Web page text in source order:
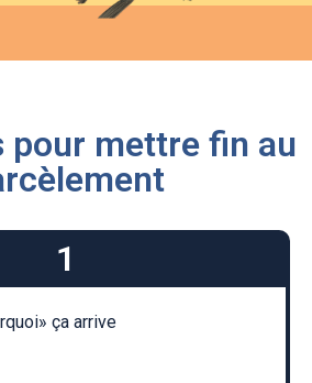
pour mettre fin au
1
ça arrive